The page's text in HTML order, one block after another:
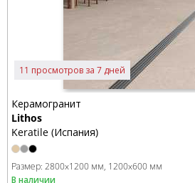
11 просмотров за 7 дней
Керамогранит
Lithos
Keratile (Испания)
Размер: 2800x1200 мм 1200x600 мм
В наличии